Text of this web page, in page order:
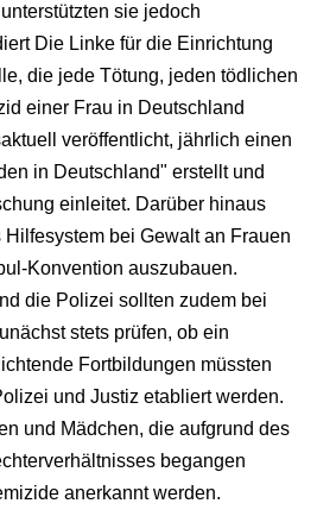
sie jedoch
Die Linke für die Einrichtung
die jede Tötung, jeden tödlichen
einer Frau in Deutschland
veröffentlicht, jährlich einen
in Deutschland" erstellt und
einleitet. Darüber hinaus
bei Gewalt an Frauen
Konvention auszubauen.
die Polizei sollten zudem bei
stets prüfen, ob ein
Fortbildungen müssten
und Justiz etabliert werden.
und Mädchen, die aufgrund des
begangen
anerkannt werden.